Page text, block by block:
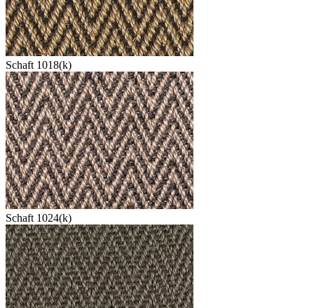
Schaft 1018(k)
Schaft 1024(k)